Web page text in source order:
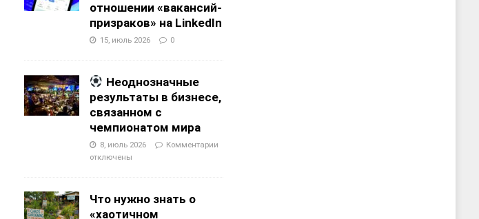
отношении «вакансий-
призраков» на LinkedIn
15, июль 2026 0
Неоднозначные
результаты в бизнесе,
связанном с
чемпионатом мира
8, июль 2026
Комментарии
отключены
Что нужно знать о
«хаотичном